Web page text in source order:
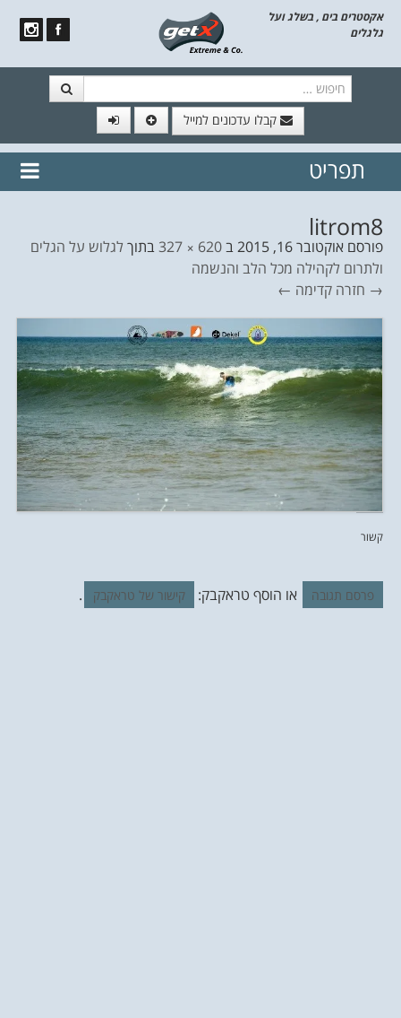
אקסטרים בים , בשלג ועל
גלגלים
קבלו עדכונים למייל
// הצטרף לרשימת תפוצה!
נשמח
תפריט
litrom8
פורסם אוקטובר 16, 2015 ב620 × 327 בתוך לגלוש על הגלים
ולתרום לקהילה מכל הלב והנשמה
→ חזרה קדימה ←
קשור
פרסם תגובה או הוסף טראקבק: קישור של טראקבק .